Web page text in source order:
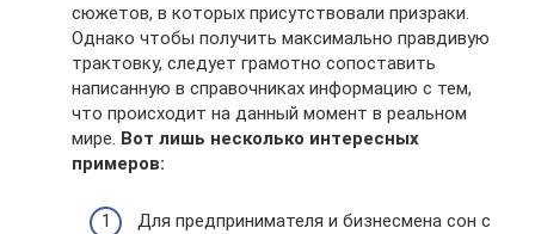
сюжетов, в которых присутствовали призраки.
Однако чтобы получить максимально правдивую
трактовку, следует грамотно сопоставить
написанную в справочниках информацию с тем,
что происходит на данный момент в реальном
мире. Вот лишь несколько интересных
примеров:
Для предпринимателя и бизнесмена сон с